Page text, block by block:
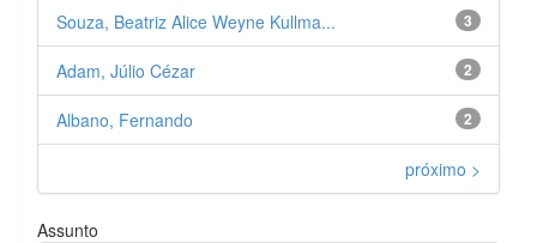
3
Souza, Beatriz Alice Weyne Kullma...
2
Adam, Júlio Cézar
2
Albano, Fernando
próximo >
Assunto